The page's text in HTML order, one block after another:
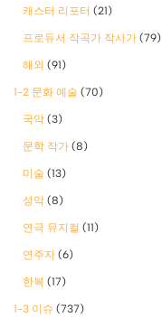
캐스터 리포터 (21)
프로듀서 작곡가 작사가 (79)
해외 (91)
1-2 문화 예술 (70)
국악 (3)
문학 작가 (8)
미술 (13)
성악 (8)
연극 뮤지컬 (11)
연주자 (6)
한복 (17)
1-3 이슈 (737)